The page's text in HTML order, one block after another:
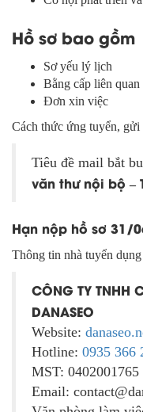
Hồ sơ bao gồm
Sơ yếu lý lịch
Bằng cấp liên quan
Đơn xin việc
Cách thức ứng tuyển, gửi
Tiêu đề mail bắt
văn thư nội bộ –
Hạn nộp hồ sơ 31/
Thông tin nhà tuyển dụng
CÔNG TY TNHH
DANASEO
Website:
Hotline: 0935 366
MST: 0402001765
Email: